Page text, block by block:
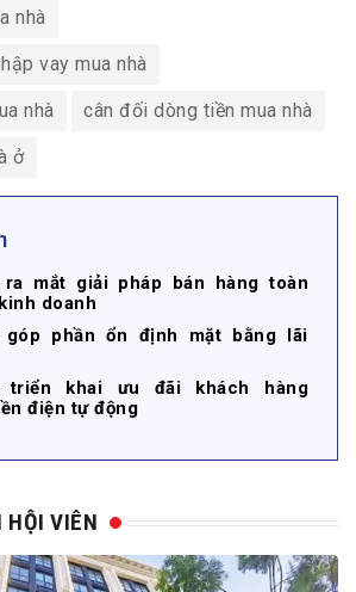
nhà
vay mua nhà
nhà cân đối dòng tiền mua nhà
ở
ra mắt giải pháp bán hàng toàn
doanh
góp phần ổn định mặt bằng lãi
triển khai ưu đãi khách hàng
điện tự động
HỘI VIÊN